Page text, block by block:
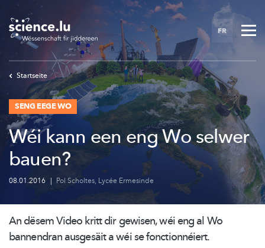
to
main
content
FR
Startseite
SENG EEGE WO
Wéi kann een eng Wo selwer
bauen?
08.01.2016 | Pol Scholtes, Lycée Ermesinde
An dësem Video kritt dir gewisen, wéi eng al Wo
bannendran ausgesäit a wéi sefonctionnéiert.